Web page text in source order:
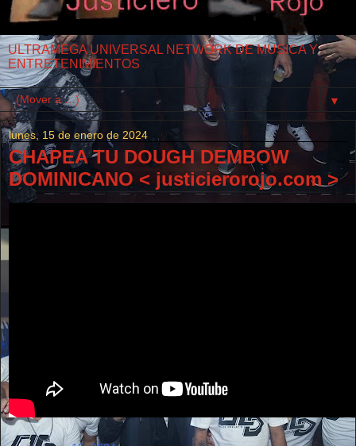
ULTRAMEGA UNIVERSAL NETWORK DE MUSICA Y
ENTRETENIMIENTOS
▼
lunes, 15 de enero de 2024
CHAPEA TU DOUGH DEMBOW
DOMINICANO < justicierorojo.com >